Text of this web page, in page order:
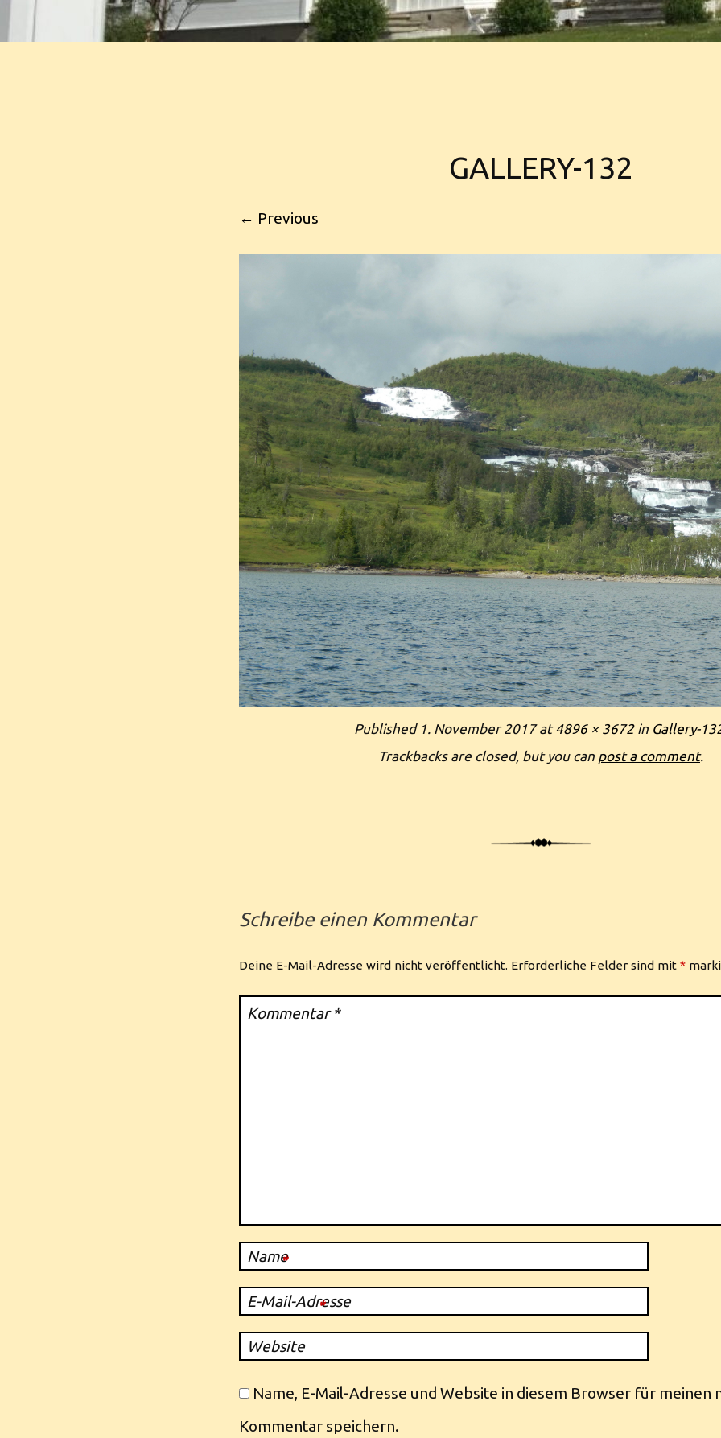
GALLERY-132
← Previous
Published 1. November 2017at4896 × 3672in Gallery-
Trackbacks are closed, but you can post a comment.
Schreibe einen Kommentar
Deine E-Mail-Adresse wird nicht veröffentlicht. Erforderliche Felder sind mit *
Kommentar*
Name
*
E-Mail-Adresse
*
Website
Name, E-Mail-Adresse und Website in diesem Browser für meinen
Kommentar speichern.